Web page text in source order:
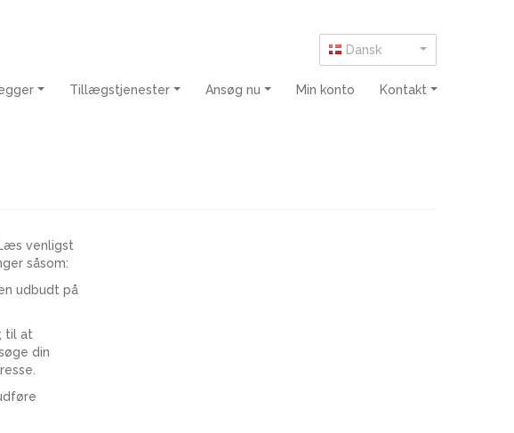
Tillægstjenester Ansøg nu Min konto Kontakt
Dansk
venligst
såsom:
udbudt på
til at
din